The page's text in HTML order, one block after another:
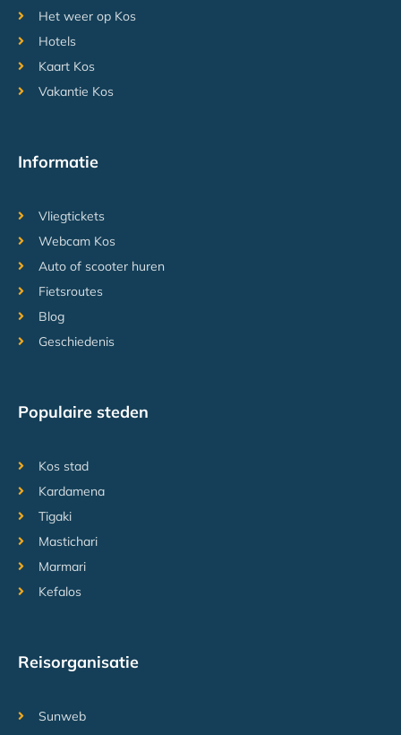
Het weer op Kos
Hotels
Kaart Kos
Vakantie Kos
Informatie
Vliegtickets
Webcam Kos
Auto of scooter huren
Fietsroutes
Blog
Geschiedenis
Populaire steden
Kos stad
Kardamena
Tigaki
Mastichari
Marmari
Kefalos
Reisorganisatie
Sunweb